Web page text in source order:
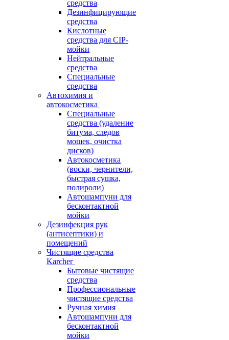
средства
Дезинфицирующие
средства
Кислотные
средства для CIP-
мойки
Нейтральные
средства
Специальные
средства
Автохимия и
автокосметика
Специальные
средства (удаление
битума, следов
мошек, очистка
дисков)
Автокосметика
(воски, чернители,
быстрая сушка,
полироли)
Автошампуни для
бесконтактной
мойки
Дезинфекция рук
(антисептики) и
помещений
Чистящие средства
Karcher
Бытовые чистящие
средства
Профессиональные
чистящие средства
Ручная химия
Автошампуни для
бесконтактной
мойки